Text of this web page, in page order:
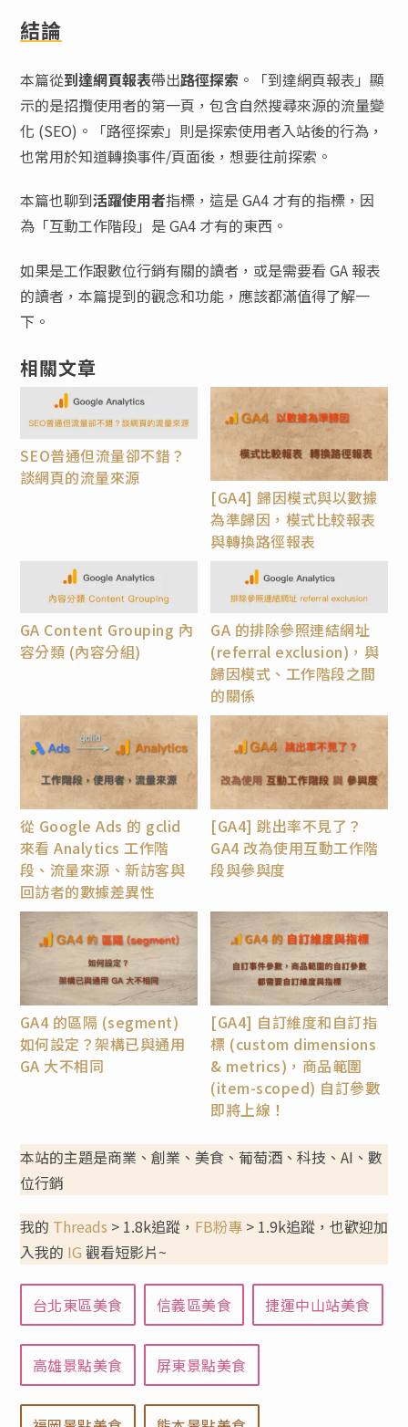
結論
本篇從到達網頁報表帶出路徑探索 。「到達網頁報表」顯
示的是招攬使用者的第一頁，包含自然搜尋來源的流量變
化 (SEO)。「路徑探索」則是探索使用者入站後的行為，
也常用於知道轉換事件/頁面後，想要往前探索。
本篇也聊到活躍使用者指標，這是 GA4 才有的指標，因
為「互動工作階段」是 GA4 才有的東西。
如果是工作跟數位行銷有關的讀者，或是需要看 GA 報表
的讀者，本篇提到的觀念和功能，應該都滿值得了解一
下。
相關文章
SEO普通但流量卻不錯？
談網頁的流量來源
[GA4] 歸因模式與以數據
為準歸因，模式比較報表
與轉換路徑報表
GA Content Grouping 內
容分類 (內容分組)
GA 的排除參照連結網址
(referral exclusion)，與
歸因模式、工作階段之間
的關係
從 Google Ads 的 gclid
來看 Analytics 工作階
段、流量來源、新訪客與
回訪者的數據差異性
[GA4] 跳出率不見了？
GA4 改為使用互動工作階
段與參與度
GA4 的區隔 (segment)
如何設定？架構已與通用
GA 大不相同
[GA4] 自訂維度和自訂指
標 (custom dimensions
& metrics)，商品範圍
(item-scoped) 自訂參數
即將上線！
本站的主題是商業、創業、美食、葡萄酒、科技、AI、數
位行銷
我的 Threads > 1.8k追蹤， FB粉專> 1.9k追蹤，也歡迎加
入我的 IG 觀看短影片~
台北東區美食 信義區美食 捷運中山站美食
高雄景點美食 屏東景點美食